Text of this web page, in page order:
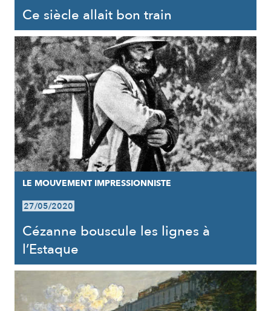
Ce siècle allait bon train
LE MOUVEMENT IMPRESSIONNISTE
27/05/2020
Cézanne bouscule les lignes à
l’Estaque